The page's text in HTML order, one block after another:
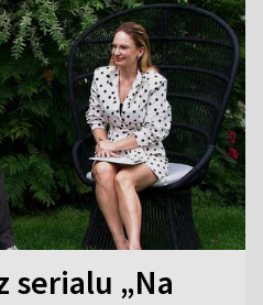
serialu „Na